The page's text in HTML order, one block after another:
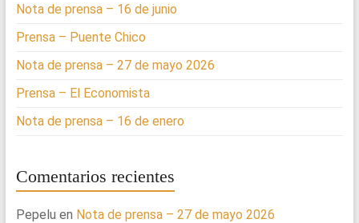
Nota de prensa – 16 de junio
Prensa – Puente Chico
Nota de prensa – 27 de mayo 2026
Prensa – El Economista
Nota de prensa – 16 de enero
Comentarios recientes
Pepelu en Nota de prensa – 27 de mayo 2026